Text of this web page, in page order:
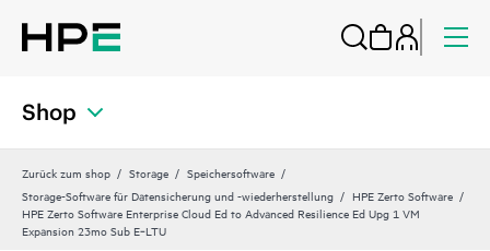
Shop
Zurück zum shop Storage
Speichersoftware
Storage-Software für Datensicherung und -wiederherstellung
HPE Zerto Software
HPE Zerto Software Enterprise Cloud Ed to Advanced Resilience Ed Upg 1 VM
Expansion 23mo Sub E‑LTU